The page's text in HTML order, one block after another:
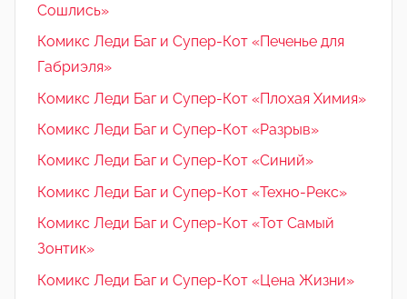
Сошлись»
Комикс Леди Баг и Супер-Кот «Печенье для
Габриэля»
Комикс Леди Баг и Супер-Кот «Плохая Химия»
Комикс Леди Баг и Супер-Кот «Разрыв»
Комикс Леди Баг и Супер-Кот «Синий»
Комикс Леди Баг и Супер-Кот «Техно-Рекс»
Комикс Леди Баг и Супер-Кот «Тот Самый
Зонтик»
Комикс Леди Баг и Супер-Кот «Цена Жизни»